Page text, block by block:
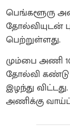
பெங்களூரு
தோல்வியுடன்
பெற்றுள்ளது.
மும்பை அணி
தோல்வி
இழந்து
அணிக்கு